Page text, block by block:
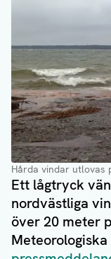
Hårda vindar utlovas
Ett lågtryck
nordvästliga
över 20 meter